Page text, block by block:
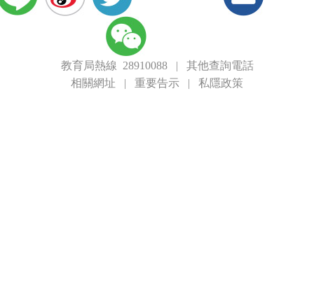
教育局熱線 28910088| 其他查詢電話
相關網址 | 重要告示 | 私隱政策